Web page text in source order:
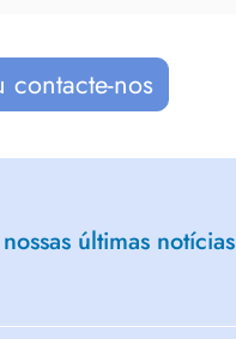
contacte-nos
últimas notícias